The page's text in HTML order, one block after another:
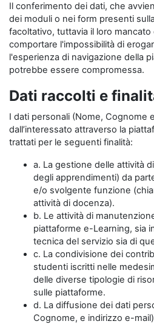
Il conferimento dei dati, che
dei moduli o nei form presenti
facoltativo, tuttavia il loro
comportare l'impossibilità di
l'esperienza di navigazione della
potrebbe essere compromessa.
Dati raccolti e
I dati personali (Nome, Cognome
dall’interessato attraverso la
trattati per le seguenti finalità:
a. La gestione delle attività
degli apprendimenti) da
e/o svolgente funzione
attività di docenza).
b. Le attività di
piattaforme e-Learning, sia
tecnica del servizio sia di
c. La condivisione dei
studenti iscritti nelle
delle diverse tipologie di
sulle piattaforme.
d. La diffusione dei dati
Cognome, e indirizzo e-